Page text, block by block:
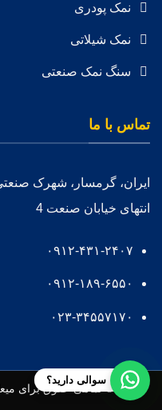
نمک پودری
نمک شیلاتی
سنگ نمک صنعتی
تماس با ما
ایران، گرمسار، شهرک
انتهای خیابان صنعت 4
۰۹۱۲-۴۳۱-۲۴۰۷
۰۹۱۲-۱۸۹-۶۵۵۰
۰۲۳-۳۴۵۵۷۱۷۰
© تمامی حقوق برای
سوالی دارید؟